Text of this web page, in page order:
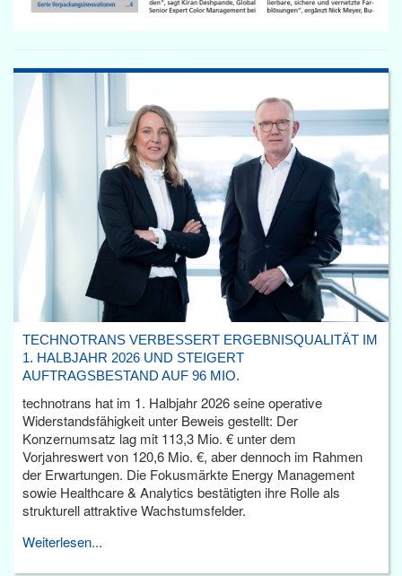
TECHNOTRANS VERBESSERT ERGEBNISQUALITÄT IM
1. HALBJAHR 2026 UND STEIGERT
AUFTRAGSBESTAND AUF 96 MIO.
technotrans hat im 1. Halbjahr 2026 seine operative
Widerstandsfähigkeit unter Beweis gestellt: Der
Konzernumsatz lag mit 113,3 Mio. € unter dem
Vorjahreswert von 120,6 Mio. €, aber dennoch im Rahmen
der Erwartungen. Die Fokusmärkte Energy Management
sowie Healthcare & Analytics bestätigten ihre Rolle als
strukturell attraktive Wachstumsfelder.
Weiterlesen...